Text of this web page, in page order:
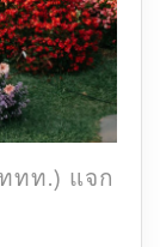
ทาง
เที่ยว
ทั่ว
ไทย
ใน
วัน
หยุด
ทท.) แจก